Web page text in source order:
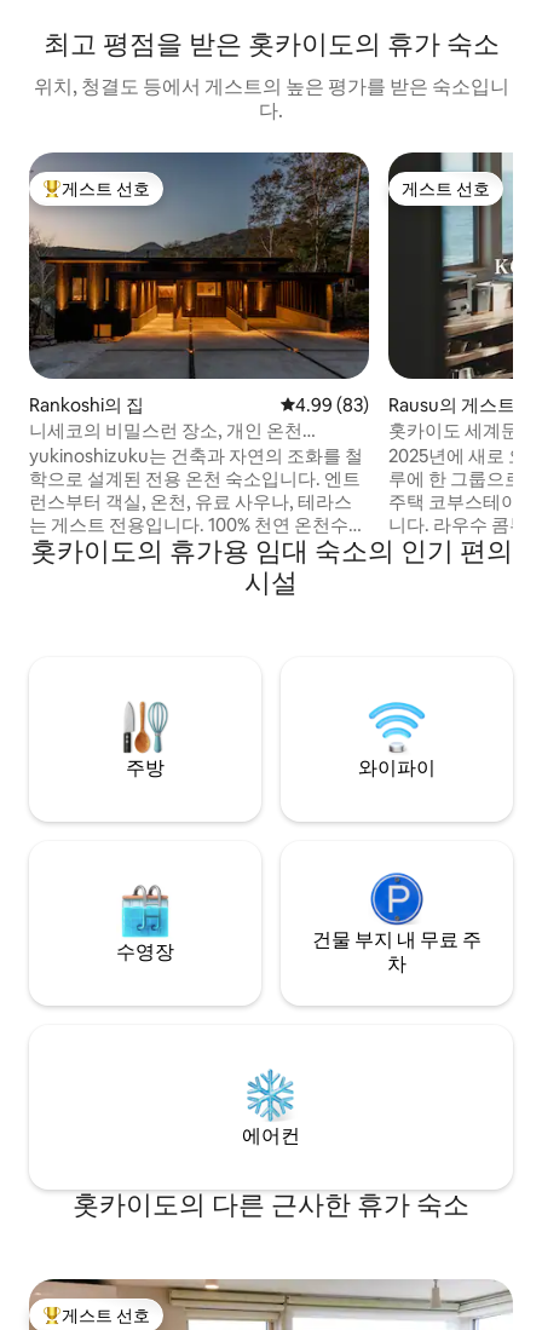
최고 평점을 받은 홋카이도의 휴가 숙소
위치, 청결도 등에서 게스트의 높은 평가를 받은 숙소입니
다.
상위 게스트 선호
게스트 선호
Rankoshi의 집 평점 4.99점(5점 만점), 후기 83
4.99 (83)
니세코의 비밀스런 장소, 개인 온천
'yukinoshizuku'
yukinoshizuku는 건축과 자연의 조화를 철
학으로 설계된 전용 온천 숙소입니다. 엔트
런스부터 객실, 온천, 유료 사우나, 테라스
는 게스트 전용입니다. 100% 천연 온천수인
전용 온천에서 마음과 몸을 치유해 주세요.
니세코 유모토 온천 "오유누마" 유황 온천
질병이나 건강을 개선하기 위한 치료법인
해 있어 '치세누프리'가 눈앞에 보입니다. 그
린 시즌에는 등산, 하이킹 겨울에는 백컨트
리 스키와 스노보드를 즐기는 사람들에게
숨겨진 명소입니다. '이런 온천 숙소에 머물
디자인했습니다. 일본 주택만의 차분한 생
니다. 차로 이동이 필수인 곳입니다. ※ 픽업
및 드롭오프 서비스는 제공하지 않습니다.
건물의 오른쪽은 게스트 전용, 왼쪽은 호스
트의 홈 오피스로, 내부에서 독립된 프라이
게스트 선호
게스트 선호
Rausu의 게스트용
홋카이도 세계문
운영하는 임대 및
2025년에 새로 오
루에 한 그룹으로
주택 코부스테이
니다. 라우수 콤부
세련된 일본식 전
주방, 조미료, 조리
안전하고 편안한
게스트에게 시레
맛보세요. 이 지역
해를 위한 어려움
다) 또한, 제 아내는 평소에 볼 수 없는 신선
을 충족합니다. 전
문화에 대한 더 많
양한 소규모 그룹
험을 제공합니다. 이곳을 방문하는 게스트
와 이 지역의 저희
홋카이도의 휴가용 임대 숙소의 인기 편의
시설
주방 와이파이
수영장
건물 부지 내 무료 주
차
에어컨
홋카이도의 다른 근사한 휴가 숙소
게스트 선호